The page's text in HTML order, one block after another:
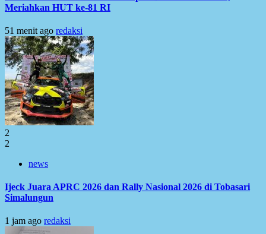
Meriahkan HUT ke-81 RI
51 menit ago redaksi
2
2
news
Ijeck Juara APRC 2026 dan Rally Nasional 2026 di Tobasari
Simalungun
1 jam ago redaksi